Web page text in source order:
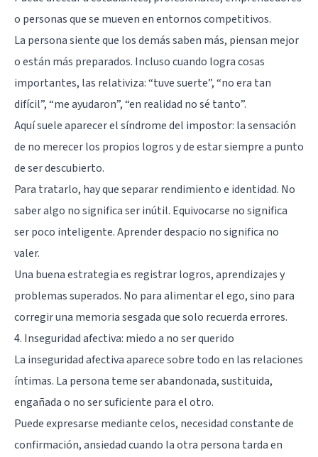
o personas que se mueven en entornos competitivos.
La persona siente que los demás saben más, piensan mejor
o están más preparados. Incluso cuando logra cosas
importantes, las relativiza: “tuve suerte”, “no era tan
difícil”, “me ayudaron”, “en realidad no sé tanto”.
Aquí suele aparecer el síndrome del impostor: la sensación
de no merecer los propios logros y de estar siempre a punto
de ser descubierto.
Para tratarlo, hay que separar rendimiento e identidad. No
saber algo no significa ser inútil. Equivocarse no significa
ser poco inteligente. Aprender despacio no significa no
valer.
Una buena estrategia es registrar logros, aprendizajes y
problemas superados. No para alimentar el ego, sino para
corregir una memoria sesgada que solo recuerda errores.
4. Inseguridad afectiva: miedo a no ser querido
La inseguridad afectiva aparece sobre todo en las relaciones
íntimas. La persona teme ser abandonada, sustituida,
engañada o no ser suficiente para el otro.
Puede expresarse mediante celos, necesidad constante de
confirmación, ansiedad cuando la otra persona tarda en